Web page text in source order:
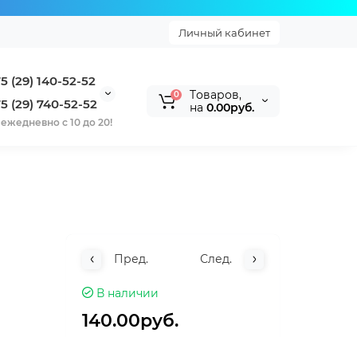
Личный кабинет
(29) 140-52-52
(29) 740-52-52
с 10 до 20!
0
Tоваров,
на 0.00руб.
Пред. След.
В наличии
140.00руб.